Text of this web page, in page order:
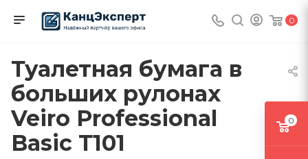
0
Туалетная бумага в
больших рулонах
Veiro Professional
Basic Т101
0